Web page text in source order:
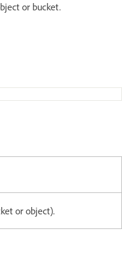
or bucket.
or object).